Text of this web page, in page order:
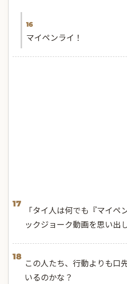
16
マイペンライ！
17
「タイ人は何でも『マイペ
ックジョーク動画を思い出
18
この人たち、行動よりも口
いるのかな？